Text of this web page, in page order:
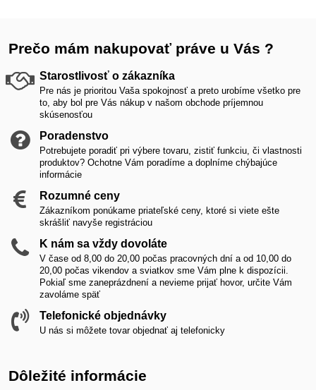
Prečo mám nakupovať práve u Vás ?
Starostlivosť o zákazníka
Pre nás je prioritou Vaša spokojnosť a preto urobíme všetko pre
to, aby bol pre Vás nákup v našom obchode príjemnou
skúsenosťou
Poradenstvo
Potrebujete poradiť pri výbere tovaru, zistiť funkciu, či vlastnosti
produktov? Ochotne Vám poradíme a doplníme chýbajúce
informácie
Rozumné ceny
Zákazníkom ponúkame priateľské ceny, ktoré si viete ešte
skrášliť navyše registráciou
K nám sa vždy dovoláte
V čase od 8,00 do 20,00 počas pracovných dní a od 10,00 do
20,00 počas vikendov a sviatkov sme Vám plne k dispozícii.
Pokiaľ sme zaneprázdnení a nevieme prijať hovor, určite Vám
zavoláme späť
Telefonické objednávky
U nás si môžete tovar objednať aj telefonicky
Dôležité informácie